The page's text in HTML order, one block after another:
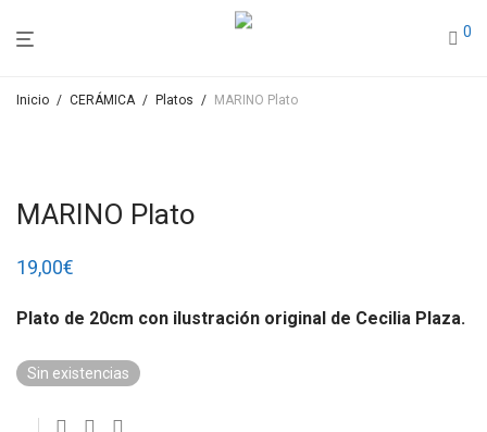
0
Inicio / CERÁMICA / Platos / MARINO Plato
MARINO Plato
19,00€
Plato de 20cm con ilustración original de Cecilia Plaza.
Sin existencias